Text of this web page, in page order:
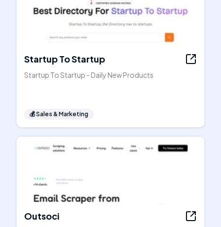
Startup To Startup
Startup To Startup - Daily New Products
💰Sales & Marketing
Outsoci